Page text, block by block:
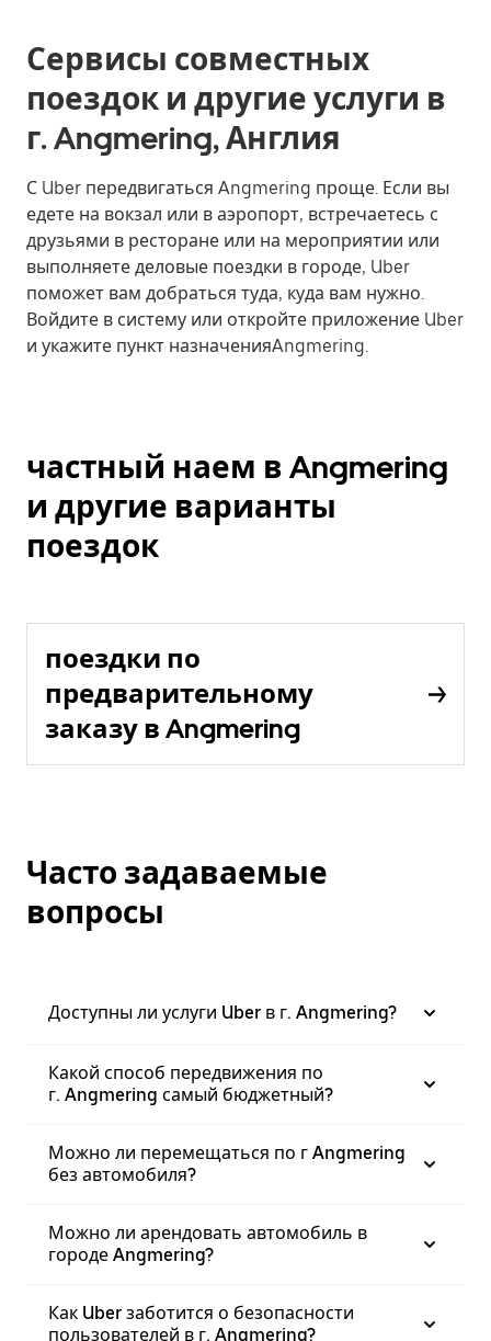
Сервисы совместных
поездок и другие услуги в
г. Angmering, Англия
С Uber передвигаться Angmering проще. Если вы
едете на вокзал или в аэропорт, встречаетесь с
друзьями в ресторане или на мероприятии или
выполняете деловые поездки в городе, Uber
поможет вам добраться туда, куда вам нужно.
Войдите в систему или откройте приложение Uber
и укажите пункт назначенияAngmering.
частный наем в Angmering
и другие варианты
поездок
поездки по
предварительному
заказу в Angmering
Часто задаваемые
вопросы
Доступны ли услуги Uber в г. Angmering?
Какой способ передвижения по
г. Angmering самый бюджетный?
Можно ли перемещаться по г Angmering
без автомобиля?
Можно ли арендовать автомобиль в
городе Angmering?
Как Uber заботится о безопасности
пользователей в г. Angmering?